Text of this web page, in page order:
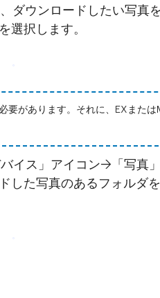
ダウンロードしたい写真
選択します。
要があります。それに、EXまた
イス」アイコン→「写真
した写真のあるフォルダ